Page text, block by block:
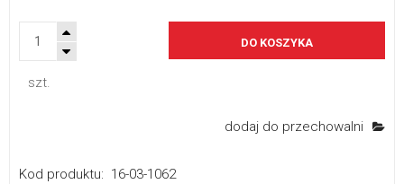
szt.
DO KOSZYKA
dodaj do przechowalni
Kod produktu: 16-03-1062